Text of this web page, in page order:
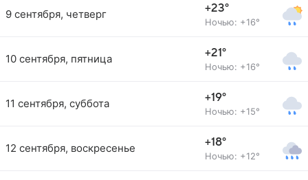
9 сентября, четверг +23°
Ночью: +16°
10 сентября, пятница +21°
Ночью: +16°
11 сентября, суббота +19°
Ночью: +15°
12 сентября, воскресенье +18°
Ночью: +12°